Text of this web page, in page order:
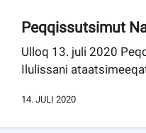
Tassaarsuaq
Peqqissutsimut
Ulloq 13. juli 2020
Ilulissani
14. JULI 2020